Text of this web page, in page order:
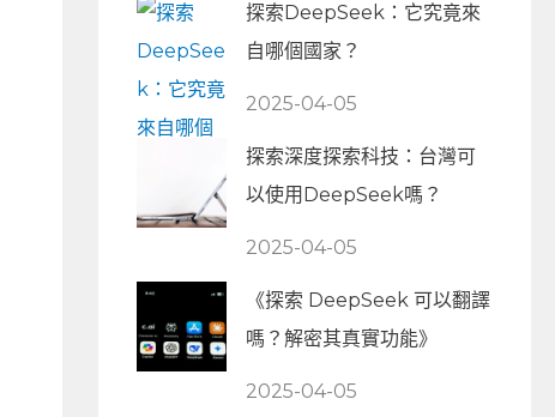
探索DeepSeek：它究竟來
自哪個國家？
2025-04-05
探索深度探索科技：台灣可
以使用DeepSeek嗎？
2025-04-05
《探索 DeepSeek 可以翻譯
嗎？解密其真實功能》
2025-04-05